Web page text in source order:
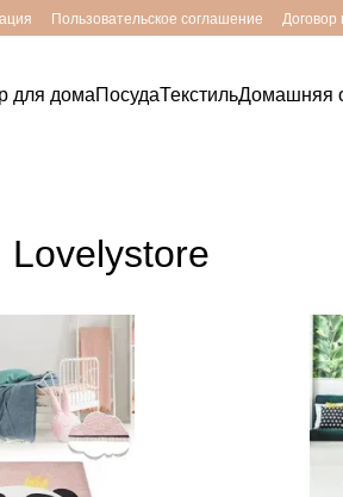
Пользовательское соглашение Договор
для домаПосудаТекстильДомашняя
Lovelystore